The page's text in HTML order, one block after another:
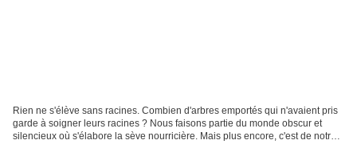
Rien ne s'élève sans racines. Combien d'arbres emportés qui n'avaient pris
garde à soigner leurs racines ? Nous faisons partie du monde obscur et
silencieux où s'élabore la sève nourricière. Mais plus encore, c'est de notre